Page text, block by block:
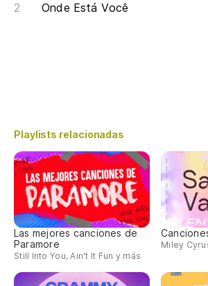
Onde Está Você
Playlists relacionadas
Las mejores canciones de
Paramore
Still Into You, Ain't It Fun y más
Miley